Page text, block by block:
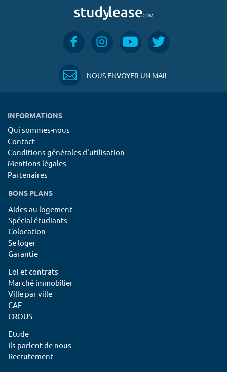
NOUS ENVOYER UN MAIL
INFORMATIONS
Qui sommes-nous
Contact
Conditions générales d'utilisation
Mentions légales
Partenaires
BONS PLANS
Aides au logement
Spécial étudiants
Colocation
Se loger
Garantie
Loi et contrats
Marché immobilier
Ville par ville
CAF
CROUS
Etude
Ils parlent de nous
Recrutement